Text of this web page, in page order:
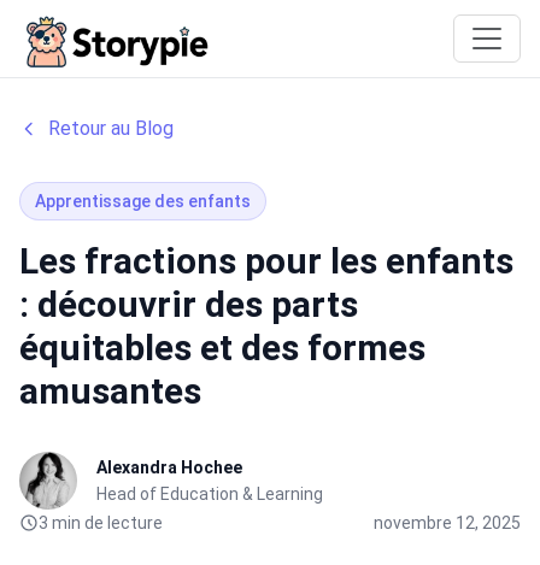
Retour au Blog
Apprentissage des enfants
Les fractions pour les enfants
: découvrir des parts
équitables et des formes
amusantes
Alexandra Hochee
Head of Education & Learning
3 min de lecture
novembre 12, 2025